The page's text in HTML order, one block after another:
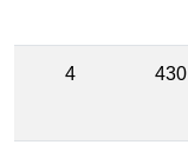
4 430